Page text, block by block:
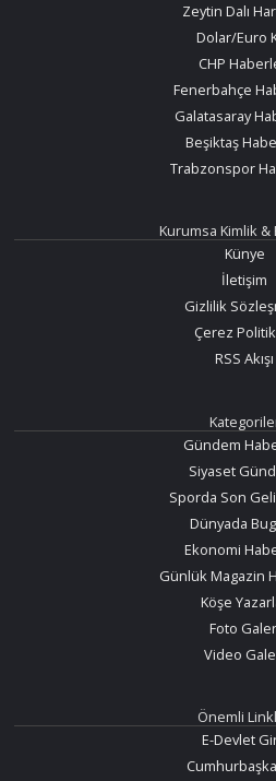
Zeytin Dalı
Dolar/Euro
CHP
Fenerbahçe
Galatasaray
Beşiktaş
Trabzonspor
Kurumsa Kimlik &
Künye
İletişim
Gizlilik
Çerez
RSS Akışı
Gündem
Siyaset
Sporda Son
Dünyada
Ekonomi
Günlük Magazin
Köşe
Foto
Video
Önemli
E-Devlet